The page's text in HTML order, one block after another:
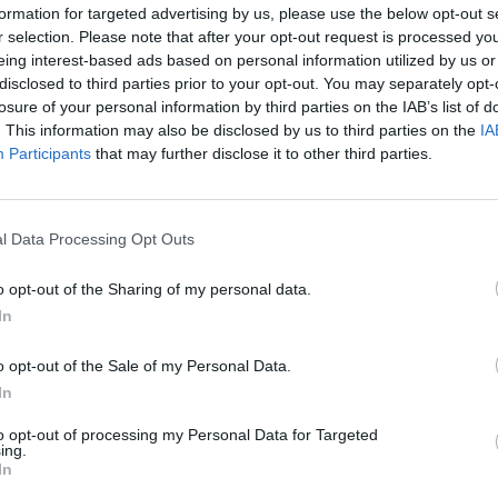
for targeted advertising by us, please use the below opt-out
selection. Please note that after your opt-out request is processed
interest-based ads based on personal information utilized by us
to third parties prior to your opt-out. You may separately
of your personal information by third parties on the IAB’s list of
This information may also be disclosed by us to third parties on the
Participants that may further disclose it to other third parties.
Data Processing Opt Outs
opt-out of the Sharing of my personal data.
opt-out of the Sale of my Personal Data.
opt-out of processing my Personal Data for Targeted
τις χρηματιστηριακές τάσεις
ήταν σχετικά ήσυχο για την αγορά των
στα ψηφιακά περιουσιακά στοιχεία
χρόνια. Η διαπραγμάτευση
μεμονωμένους επενδυτές, αλλά πιο πρόσφατα
επενδυτών, όπως τα hedge funds και οι
να συναλλάσσονται με ψηφιακά
ακολούθησαν όλο και περισσότερο τις
αγορών. Πολλοί από τους θεσμικούς
τα αντιμετωπίζουν ως περιουσιακά
μετοχές τεχνολογίας.
οι παραδοσιακοί επενδυτές συχνά πωλούν
στοιχεία και μεταφέρουν τα
e-
04